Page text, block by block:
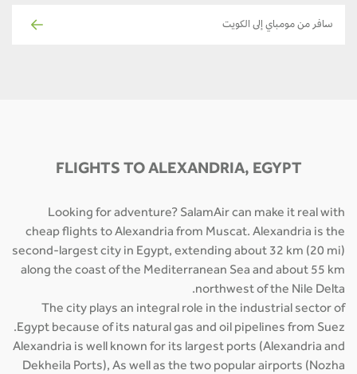
سافر من مومباي إلى الكويت
FLIGHTS TO ALEXANDRIA, EGYPT
Looking for adventure? SalamAir can make it real with
cheap flights to Alexandria from Muscat. Alexandria is the
second-largest city in Egypt, extending about 32 km (20 mi)
along the coast of the Mediterranean Sea and about 55 km
northwest of the Nile Delta.
The city plays an integral role in the industrial sector of
Egypt because of its natural gas and oil pipelines from Suez.
Alexandria is well known for its largest ports (Alexandria and
Dekheila Ports), As well as the two popular airports (Nozha